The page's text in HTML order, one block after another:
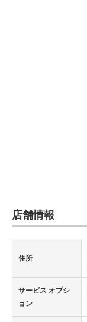
店舗情報
住所
サービス オプシ
ョン